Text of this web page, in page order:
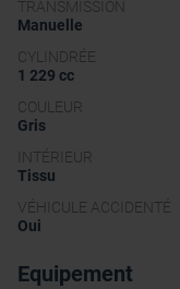
TRANSMISSION
Manuelle
CYLINDRÉE
1 229 cc
COULEUR
Gris
INTÉRIEUR
Tissu
VÉHICULE ACCIDENTÉ
Oui
Equipement